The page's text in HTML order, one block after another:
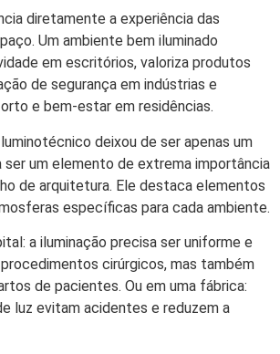
diretamente a experiência das
Um ambiente bem iluminado
em escritórios, valoriza produtos
de segurança em indústrias e
e bem-estar em residências.
deixou de ser apenas um
ser um elemento de extrema importância
de arquitetura. Ele destaca elementos
específicas para cada ambiente.
a iluminação precisa ser uniforme e
cirúrgicos, mas também
de pacientes. Ou em uma fábrica:
luz evitam acidentes e reduzem a